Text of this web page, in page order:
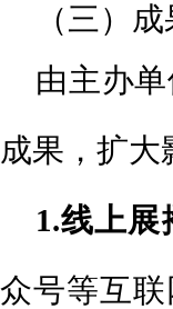
（三）
由主办
成果，扩大
1.线上展
众号等互